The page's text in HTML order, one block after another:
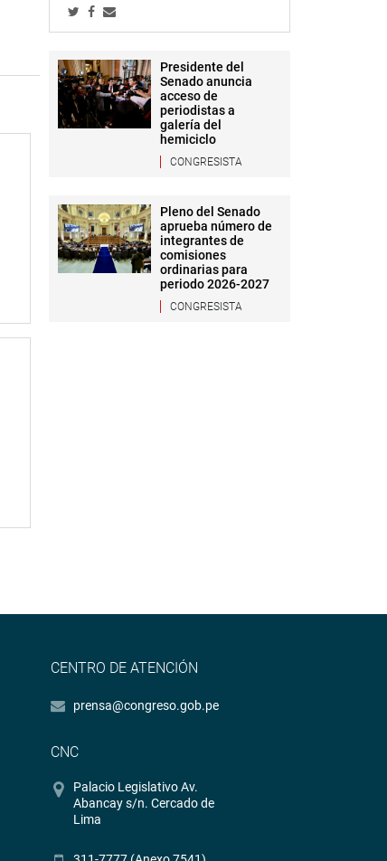
Presidente del
Senado anuncia
acceso de
periodistas a
galería del
hemiciclo
CONGRESISTA
Pleno del Senado
aprueba número de
integrantes de
comisiones
ordinarias para
periodo 2026-2027
CONGRESISTA
CENTRO DE ATENCIÓN
prensa@congreso.gob.pe
CNC
Palacio Legislativo Av.
Abancay s/n. Cercado de
Lima